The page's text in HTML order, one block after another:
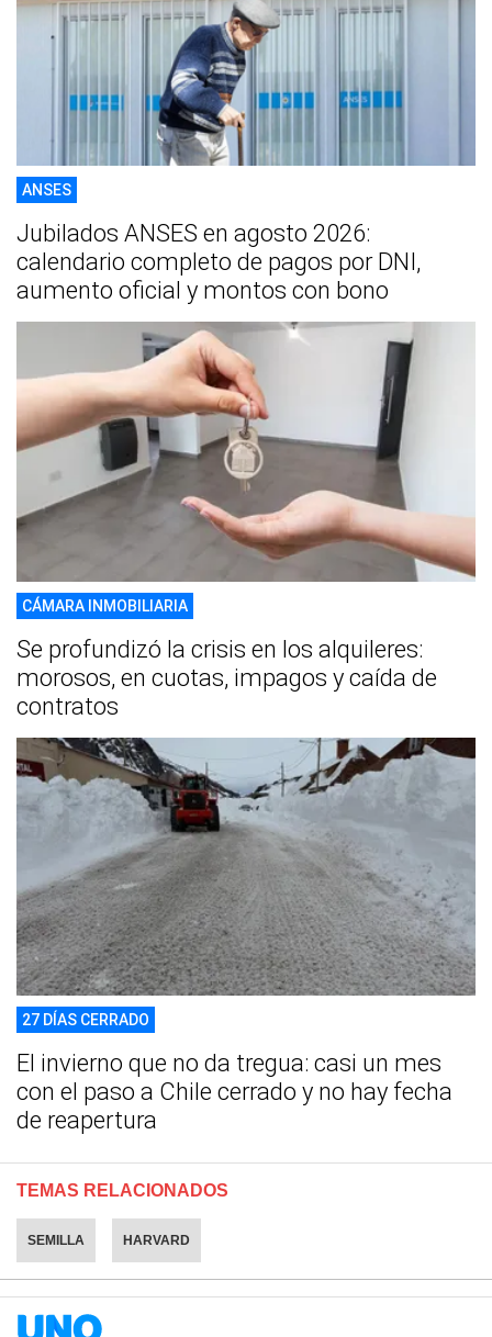
ANSES
Jubilados ANSES en agosto 2026:
calendario completo de pagos por DNI,
aumento oficial y montos con bono
CÁMARA INMOBILIARIA
Se profundizó la crisis en los alquileres:
morosos, en cuotas, impagos y caída de
contratos
27 DÍAS CERRADO
El invierno que no da tregua: casi un mes
con el paso a Chile cerrado y no hay fecha
de reapertura
TEMAS RELACIONADOS
SEMILLA HARVARD